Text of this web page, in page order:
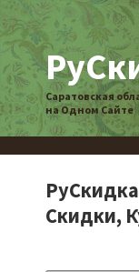
Саратовская
на Одном Сайте
Скидки,